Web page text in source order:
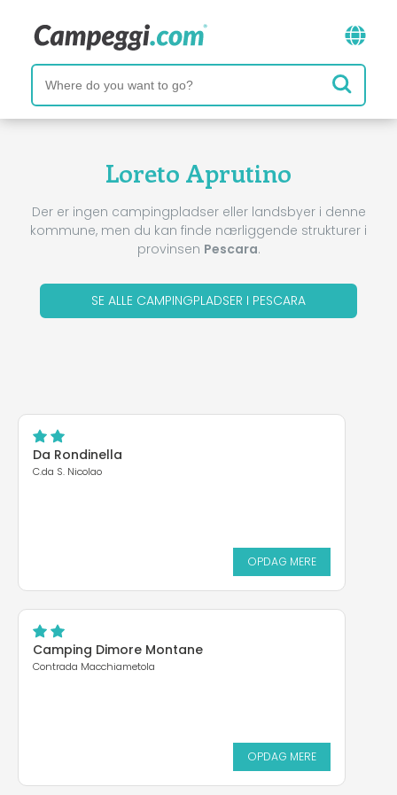
Loreto Aprutino
Der er ingen campingpladser eller landsbyer i denne
kommune, men du kan finde nærliggende strukturer i
provinsen Pescara.
SE ALLE CAMPINGPLADSER I PESCARA
Da Rondinella
C.da S. Nicolao
OPDAG MERE
Camping Dimore Montane
Contrada Macchiametola
OPDAG MERE